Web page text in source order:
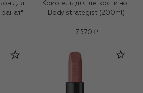
для
Криогель для легкости ног
Body strategist (200ml)
7 570 ₽